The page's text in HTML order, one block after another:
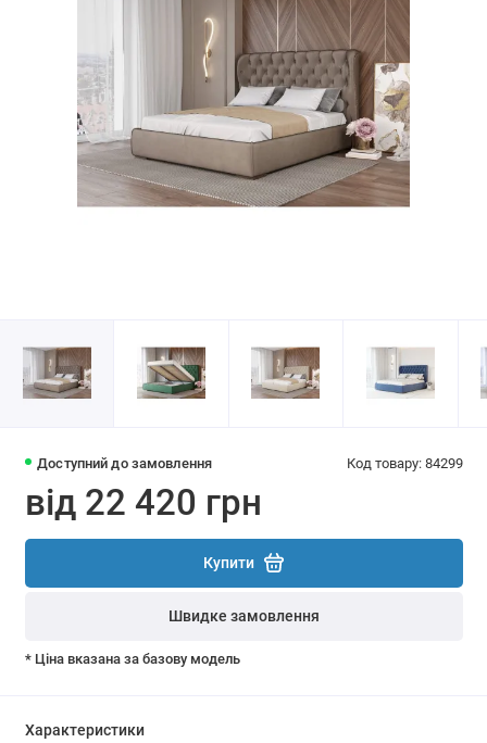
Доступний до замовлення Код товару: 84299
від 22 420 грн
Купити
Швидке замовлення
* Ціна вказана за базову модель
Характеристики